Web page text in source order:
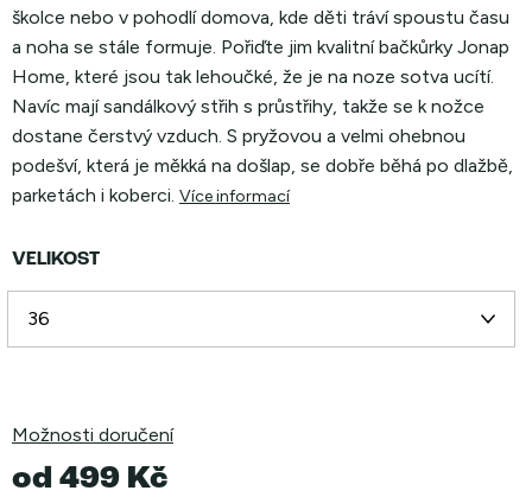
školce nebo v pohodlí domova, kde děti tráví spoustu času
a noha se stále formuje. Pořiďte jim kvalitní bačkůrky Jonap
Home, které jsou tak lehoučké, že je na noze sotva ucítí.
Navíc mají sandálkový střih s průstřihy, takže se k nožce
dostane čerstvý vzduch. S pryžovou a velmi ohebnou
podešví, která je měkká na došlap, se dobře běhá po dlažbě,
parketách i koberci. Více informací
VELIKOST
Možnosti doručení
od 499 Kč